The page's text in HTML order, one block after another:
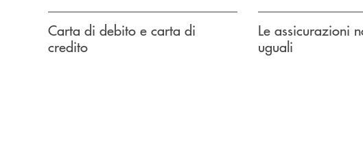
Carta di debito e carta di
credito
Le assicurazioni
uguali